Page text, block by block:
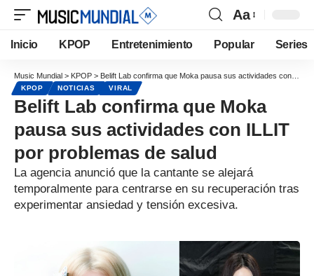
Aa
Inicio KPOP Entretenimiento Popular Series
Music Mundial > KPOP > Belift Lab confirma que Moka pausa sus actividades con ILLIT por problemas de salud
KPOP NOTICIAS VIRAL
Belift Lab confirma que Moka
pausa sus actividades con ILLIT
por problemas de salud
La agencia anunció que la cantante se alejará
temporalmente para centrarse en su recuperación tras
experimentar ansiedad y tensión excesiva.